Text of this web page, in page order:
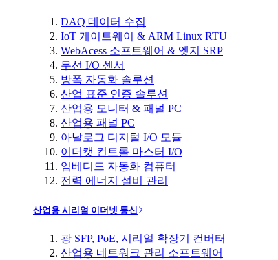
DAQ 데이터 수집
IoT 게이트웨이 & ARM Linux RTU
WebAcess 소프트웨어 & 엣지 SRP
무선 I/O 센서
방폭 자동화 솔루션
산업 표준 인증 솔루션
산업용 모니터 & 패널 PC
산업용 패널 PC
아날로그 디지털 I/O 모듈
이더캣 컨트롤 마스터 I/O
임베디드 자동화 컴퓨터
전력 에너지 설비 관리
산업용 시리얼 이더넷 통신
광 SFP, PoE, 시리얼 확장기 컨버터
산업용 네트워크 관리 소프트웨어